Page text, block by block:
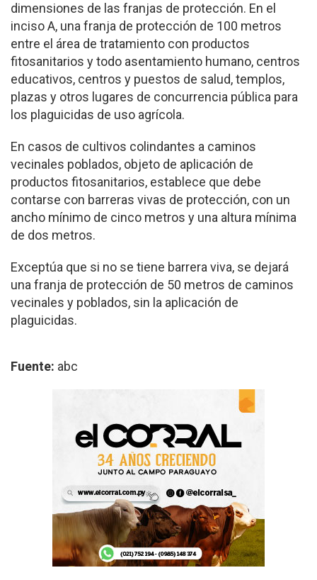
dimensiones de las franjas de protección. En el
inciso A, una franja de protección de 100 metros
entre el área de tratamiento con productos
fitosanitarios y todo asentamiento humano, centros
educativos, centros y puestos de salud, templos,
plazas y otros lugares de concurrencia pública para
los plaguicidas de uso agrícola.
En casos de cultivos colindantes a caminos
vecinales poblados, objeto de aplicación de
productos fitosanitarios, establece que debe
contarse con barreras vivas de protección, con un
ancho mínimo de cinco metros y una altura mínima
de dos metros.
Exceptúa que si no se tiene barrera viva, se dejará
una franja de protección de 50 metros de caminos
vecinales y poblados, sin la aplicación de
plaguicidas.
Fuente: abc